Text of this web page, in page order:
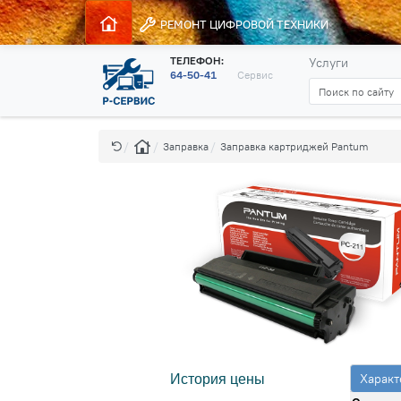
РЕМОНТЦИФРОВОЙ ТЕХНИКИ
ТЕЛЕФОН:
64-50-41
Сервис
Услуги
Заправка Заправка картриджей Pantum
История цены